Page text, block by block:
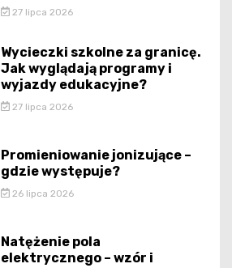
27 lipca 2026
Wycieczki szkolne za granicę.
Jak wyglądają programy i
wyjazdy edukacyjne?
27 lipca 2026
Promieniowanie jonizujące –
gdzie występuje?
26 lipca 2026
Natężenie pola
elektrycznego – wzór i